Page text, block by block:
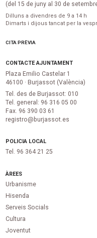
(del 15 de juny al 30 de
Dilluns a divendres de 9 a 14 h
Dimarts i dijous tancat per la
CITA PRÈVIA
CONTACTE AJUNTAMENT
Plaza Emilio Castelar 1
46100 · Burjassot (València)
Tel. des de Burjassot: 010
Tel. general: 96 316 05 00
Fax. 96 390 03 61
registro@burjassot.es
POLICIA LOCAL
Tel. 96 364 21 25
ÀREES
Urbanisme
Hisenda
Serveis Socials
Cultura
Joventut